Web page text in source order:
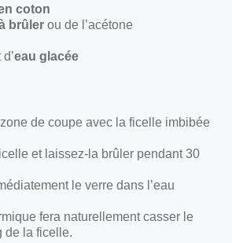
coton
brûler ou de l’acétone
eau glacée
de coupe avec la ficelle imbibée
et laissez-la brûler pendant 30
le verre dans l’eau
fera naturellement casser le
de la ficelle.